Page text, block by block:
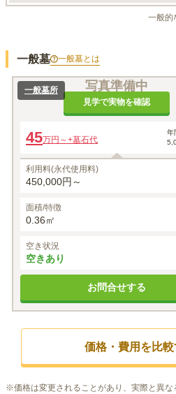
一般的
一般墓 一般墓とは
写真準備中
見学で実物を確認
一般墓所
45万円～+墓石代
年
利用料(永代使用料)
450,000円～
面積/特徴
0.36㎡
空き状況
空きあり
お問合せする
価格・費用を比較
※価格は変更されることがあり、実際と異